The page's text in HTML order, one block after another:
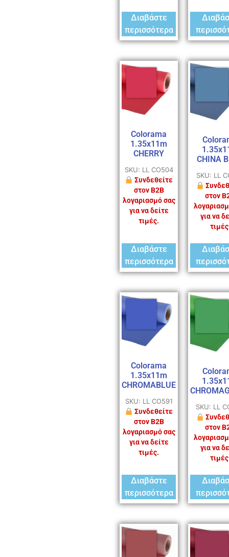
Διαβάστε
περισσότερα
Colorama
1.35x11m
CHERRY
SKU: LL CO504
Συνδεθείτε
στον B2B
λογαριασμό σας
για να δείτε
τιμές.
Διαβάστε
περισσότερα
CHINA
SKU: LL
στον
για να
Colorama
1.35x11m
CHROMABLUE
SKU: LL CO591
Συνδεθείτε
στον B2B
λογαριασμό σας
για να δείτε
τιμές.
Διαβάστε
περισσότερα
SKU: LL
στον
για να